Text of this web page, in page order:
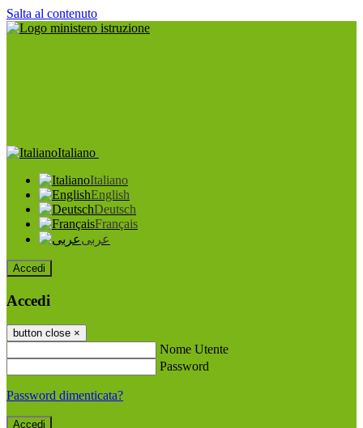
Salta al contenuto
Italiano
Italiano
English
Deutsch
Français
عربى
Accedi
Accedi
button close ×
Nome Utente
Password
Password dimenticata?